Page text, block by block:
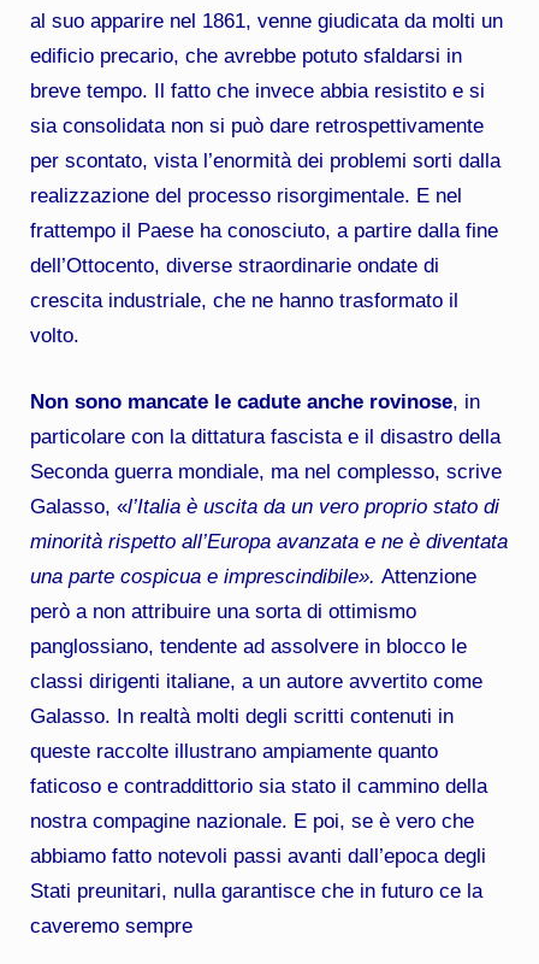
al suo apparire nel 1861, venne giudicata da molti un
edificio precario, che avrebbe potuto sfaldarsi in
breve tempo. Il fatto che invece abbia resistito e si
sia consolidata non si può dare retrospettivamente
per scontato, vista l’enormità dei problemi sorti dalla
realizzazione del processo risorgimentale. E nel
frattempo il Paese ha conosciuto, a partire dalla fine
dell’Ottocento, diverse straordinarie ondate di
crescita industriale, che ne hanno trasformato il
volto.
Non sono mancate le cadute anche rovinose, in
particolare con la dittatura fascista e il disastro della
Seconda guerra mondiale, ma nel complesso, scrive
Galasso, «l’Italia è uscita da un vero proprio stato di
minorità rispetto all’Europa avanzata e ne è diventata
una parte cospicua e imprescindibile». Attenzione
però a non attribuire una sorta di ottimismo
panglossiano, tendente ad assolvere in blocco le
classi dirigenti italiane, a un autore avvertito come
Galasso. In realtà molti degli scritti contenuti in
queste raccolte illustrano ampiamente quanto
faticoso e contraddittorio sia stato il cammino della
nostra compagine nazionale. E poi, se è vero che
abbiamo fatto notevoli passi avanti dall’epoca degli
Stati preunitari, nulla garantisce che in futuro ce la
caveremo sempre